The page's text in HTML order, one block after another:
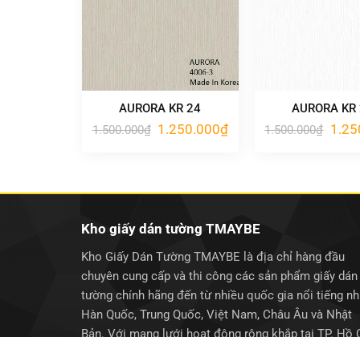
AURORA KR 24
1.500.000₫ Giá
1.250.000₫Giá
AURORA KR
1.500.000₫ Giá
Kho giấy dán tường TMAYBE
Kho Giấy Dán Tường TMAYBE là địa chỉ hàng đầu
chuyên cung cấp và thi công các sản phẩm giấy dán
tường chính hãng đến từ nhiều quốc gia nổi tiếng
Hàn Quốc, Trung Quốc, Việt Nam, Châu Âu và Nhật
Bản. Với mạng lưới hoạt động rộng khắp tại TP. Hồ